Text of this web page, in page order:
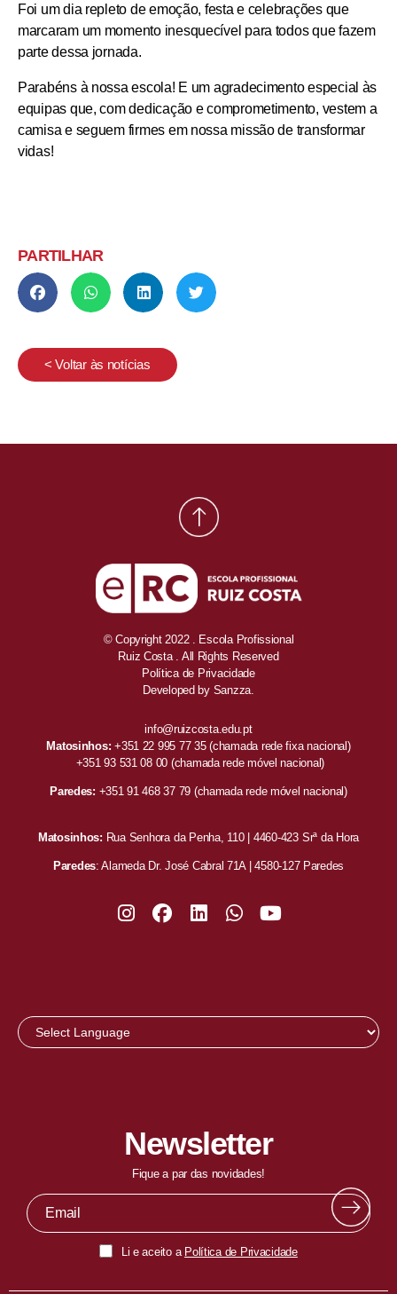
Foi um dia repleto de emoção, festa e celebrações que
marcaram um momento inesquecível para todos que fazem
parte dessa jornada.
Parabéns à nossa escola! E um agradecimento especial às
equipas que, com dedicação e comprometimento, vestem a
camisa e seguem firmes em nossa missão de transformar
vidas!
PARTILHAR
< Voltar às notícias
© Copyright 2022 . Escola Profissional
Ruiz Costa . All Rights Reserved
Política de Privacidade
Developed by Sanzza.
info@ruizcosta.edu.pt
Matosinhos: +351 22 995 77 35(chamada rede fixa nacional)
+351 93 531 08 00 (chamada rede móvel nacional)
Paredes: +351 91 468 37 79 (chamada rede móvel nacional)
Matosinhos: Rua Senhora da Penha, 110 | 4460-423 Srª da Hora
Paredes: Alameda Dr. José Cabral 71A | 4580-127 Paredes
Newsletter
Fique a par das novidades!
Li e aceito a Política de Privacidade